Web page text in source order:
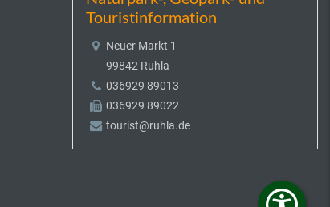
Touristinformation
Neuer Markt 1
99842 Ruhla
036929 89013
036929 89022
tourist@ruhla.de